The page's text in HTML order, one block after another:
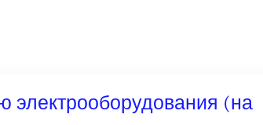
электрооборудования (на